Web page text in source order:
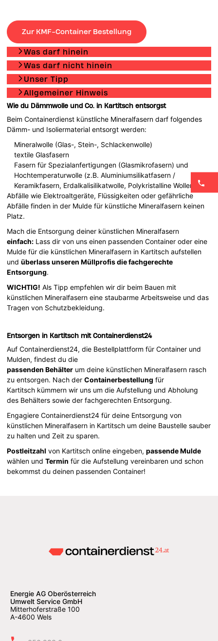
Zur KMF-Container Bestellung
Was darf hinein
Was darf nicht hinein
Unser Tipp
Allgemeiner Hinweis
Wie du Dämmwolle und Co. in Kartitsch entsorgst
Beim Containerdienst künstliche Mineralfasern darf folgendes
Dämm- und Isoliermaterial entsorgt werden:
Mineralwolle (Glas-, Stein-, Schlackenwolle)
textile Glasfasern
Fasern für Spezialanfertigungen (Glasmikrofasern) und
Hochtemperaturwolle (z.B. Aluminiumsilikatfasern /
Keramikfasern, Erdalkalisilikatwolle, Polykristalline Wollen, …).
Abfälle wie Elektroaltgeräte, Flüssigkeiten oder gefährliche
Abfälle finden in der Mulde für künstliche Mineralfasern keinen
Platz.
Mach die Entsorgung deiner künstlichen Mineralfasern
einfach: Lass dir von uns einen passenden Container oder eine
Mulde für die künstlichen Mineralfasern in Kartitsch aufstellen
undüberlass unseren Müllprofis die fachgerechte
Entsorgung.
WICHTIG! Als Tipp empfehlen wir dir beim Bauen mit
künstlichen Mineralfasern eine staubarme Arbeitsweise und das
Tragen von Schutzbekleidung.
Entsorgen in Kartitsch mit Containerdienst24
Auf Containerdienst24, die Bestellplattform für Container und
Mulden, findest du die
passenden Behälter um deine künstlichen Mineralfasern rasch
zu entsorgen. Nach derContainerbestellung für
Kartitsch kümmern wir uns um die Aufstellung und Abholung
des Behälters sowie der fachgerechten Entsorgung.
Engagiere Containerdienst24 für deine Entsorgung von
künstlichen Mineralfasern in Kartitsch um deine Baustelle sauber
zu halten und Zeit zu sparen.
Postleitzahl von Kartitsch online eingeben,passende Mulde
wählen undTermin für die Aufstellung vereinbaren und schon
bekommst du deinen passenden Container!
Energie AG Oberösterreich
Umwelt Service GmbH
Mitterhoferstraße 100
A-4600 Wels